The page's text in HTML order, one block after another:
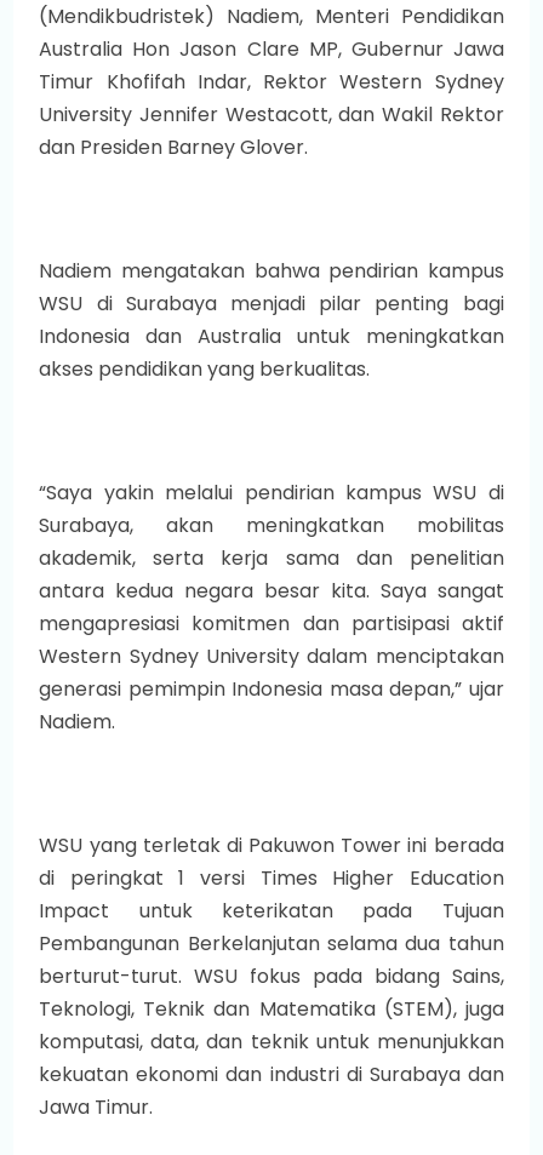
(Mendikbudristek) Nadiem, Menteri Pendidikan
Australia Hon Jason Clare MP, Gubernur Jawa
Timur Khofifah Indar, Rektor Western Sydney
University Jennifer Westacott, dan Wakil Rektor
dan Presiden Barney Glover.
Nadiem mengatakan bahwa pendirian kampus
WSU di Surabaya menjadi pilar penting bagi
Indonesia dan Australia untuk meningkatkan
akses pendidikan yang berkualitas.
“Saya yakin melalui pendirian kampus WSU di
Surabaya, akan meningkatkan mobilitas
akademik, serta kerja sama dan penelitian
antara kedua negara besar kita. Saya sangat
mengapresiasi komitmen dan partisipasi aktif
Western Sydney University dalam menciptakan
generasi pemimpin Indonesia masa depan,” ujar
Nadiem.
WSU yang terletak di Pakuwon Tower ini berada
di peringkat 1 versi Times Higher Education
Impact untuk keterikatan pada Tujuan
Pembangunan Berkelanjutan selama dua tahun
berturut-turut. WSU fokus pada bidang Sains,
Teknologi, Teknik dan Matematika (STEM), juga
komputasi, data, dan teknik untuk menunjukkan
kekuatan ekonomi dan industri di Surabaya dan
Jawa Timur.